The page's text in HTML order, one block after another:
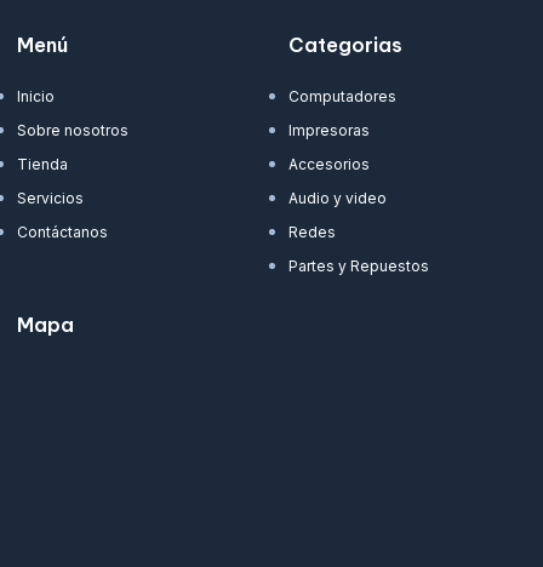
Menú
Inicio
Sobre nosotros
Tienda
Servicios
Contáctanos
Categorias
Computadores
Impresoras
Accesorios
Audio y video
Redes
Partes y Repuestos
Mapa